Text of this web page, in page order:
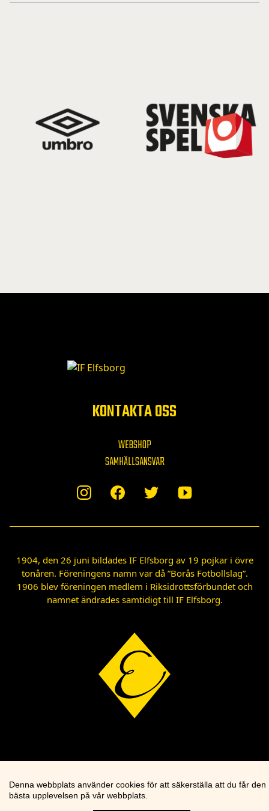
KONTAKTA OSS
WEBSHOP
SAMHÄLLSANSVAR
1904, den 26 juni bildades IF Elfsborg av 19 pojkar i övre
tonåren. Föreningens namn var då ”Borås Fotbollslag”.
1906 blev föreningen medlem i Riksidrottsförbundet och
namnet ändrades samtidigt till IF Elfsborg.
Denna webbplats använder cookies för att säkerställa att du får den
bästa upplevelsen på vår webbplats.